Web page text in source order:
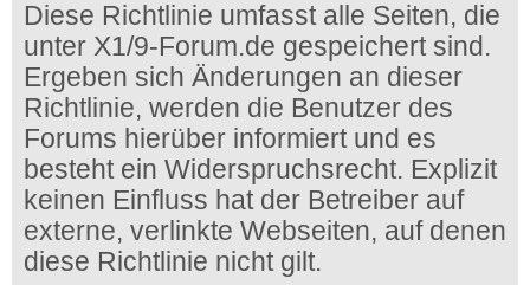
Diese Richtlinie umfasst alle Seiten, die
unter X1/9-Forum.de gespeichert sind.
Ergeben sich Änderungen an dieser
Richtlinie, werden die Benutzer des
Forums hierüber informiert und es
besteht ein Widerspruchsrecht. Explizit
keinen Einfluss hat der Betreiber auf
externe, verlinkte Webseiten, auf denen
diese Richtlinie nicht gilt.